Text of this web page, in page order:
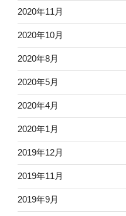
2020年11月
2020年10月
2020年8月
2020年5月
2020年4月
2020年1月
2019年12月
2019年11月
2019年9月